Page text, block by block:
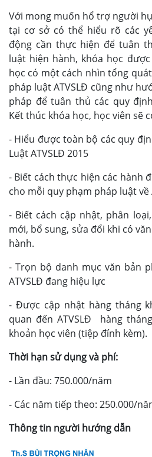
Với mong muốn hổ trợ người
tại cơ sở có thể hiểu rõ các
động cần thực hiện để tuân
luật hiện hành, khóa học
học có một cách nhìn tổng
pháp luật ATVSLĐ cũng như
pháp để tuân thủ các quy
Kết thúc khóa học, học viên sẽ
- Hiểu được toàn bộ các quy
Luật ATVSLĐ 2015
- Biết cách thực hiện các hành
cho mỗi quy phạm pháp luật về
- Biết cách cập nhật, phân
mới, bổ sung, sửa đổi khi có
hành.
- Trọn bộ danh mục văn bản
ATVSLĐ đang hiệu lực
- Được cập nhật hàng tháng
quan đến ATVSLĐ hàng
khoản học viên (tiệp đính kèm).
Thời hạn sử dụng và phí:
- Lần đầu: 750.000/năm
- Các năm tiếp theo: 250.000/
Thông tin người hướng dẫn